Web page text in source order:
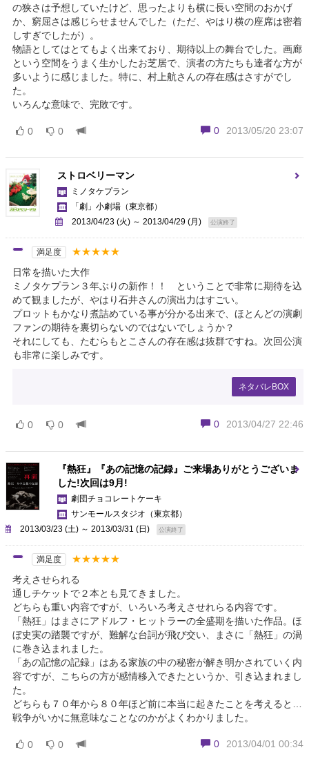
の狭さは予想していたけど、思ったよりも横に長い空間のおかげ
か、窮屈さは感じらせませんでした（ただ、やはり横の座席は密着
しすぎでしたが）。
物語としてはとてもよく出来ており、期待以上の舞台でした。画廊
という空間をうまく生かしたお芝居で、演者の方たちも達者な方が
多いように感じました。特に、村上航さんの存在感はさすがでし
た。
いろんな意味で、完敗です。
0 2013/05/20 23:07
0 0
ストロベリーマン
ミノタケプラン
「劇」小劇場 （東京都）
2013/04/23 (火) ～ 2013/04/29 (月)
公演終了
満足度
★★★★★
日常を描いた大作
ミノタケプラン３年ぶりの新作！！ ということで非常に期待を込
めて観ましたが、やはり石井さんの演出力はすごい。
プロットもかなり煮詰めている事が分かる出来で、ほとんどの演劇
ファンの期待を裏切らないのではないでしょうか？
それにしても、たむらもとこさんの存在感は抜群ですね。次回公演
も非常に楽しみです。
ネタバレBOX
0 2013/04/27 22:46
0 0
『熱狂』『あの記憶の記録』ご来場ありがとうございま
した!次回は9月!
劇団チョコレートケーキ
サンモールスタジオ （東京都）
2013/03/23 (土) ～ 2013/03/31 (日)
公演終了
満足度
★★★★★
考えさせられる
通しチケットで２本とも見てきました。
どちらも重い内容ですが、いろいろ考えさせれらる内容です。
「熱狂」はまさにアドルフ・ヒットラーの全盛期を描いた作品。ほ
ぼ史実の踏襲ですが、難解な台詞が飛び交い、まさに「熱狂」の渦
に巻き込まれました。
「あの記憶の記録」はある家族の中の秘密が解き明かされていく内
容ですが、こちらの方が感情移入できたというか、引き込まれまし
た。
どちらも７０年から８０年ほど前に本当に起きたことを考えると…
戦争がいかに無意味なことなのかがよくわかりました。
0 2013/04/01 00:34
0 0